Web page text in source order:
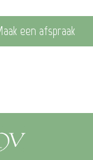
een afspraak